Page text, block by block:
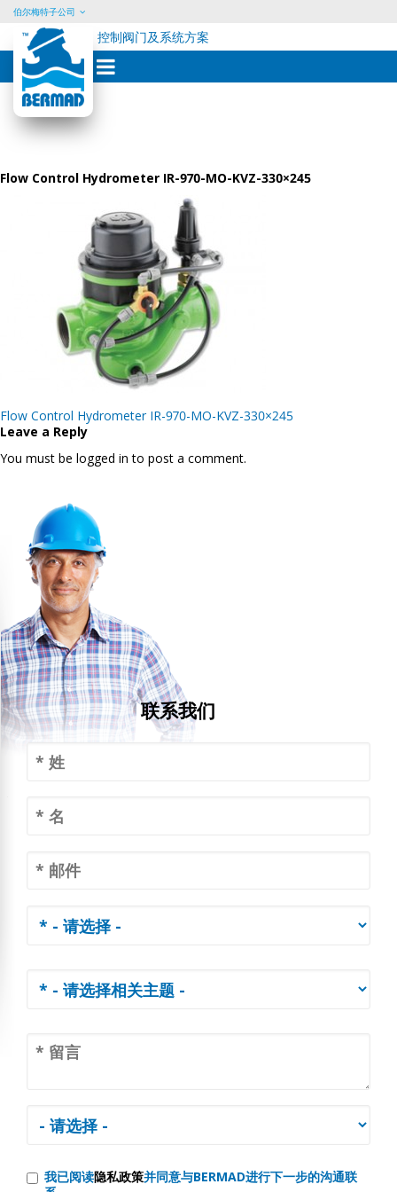
Skip
content
伯尔梅特子公司
控制阀门及系统方案
Flow Control Hydrometer IR-970-MO-KVZ-330×245
Post
navigation
Flow Control Hydrometer IR-970-MO-KVZ-330×245
Leave a Reply
You must be logged in to post a comment.
联系我们
我已阅读隐私政策并同意与BERMAD进行下一步的沟通联